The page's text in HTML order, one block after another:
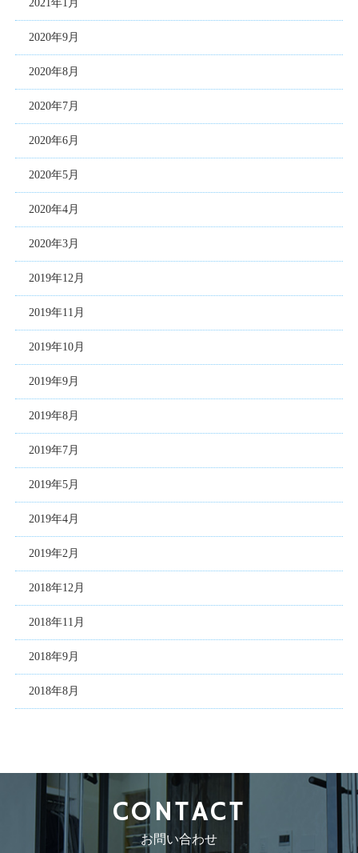
2021年1月
2020年9月
2020年8月
2020年7月
2020年6月
2020年5月
2020年4月
2020年3月
2019年12月
2019年11月
2019年10月
2019年9月
2019年8月
2019年7月
2019年5月
2019年4月
2019年2月
2018年12月
2018年11月
2018年9月
2018年8月
CONTACT
お問い合わせ